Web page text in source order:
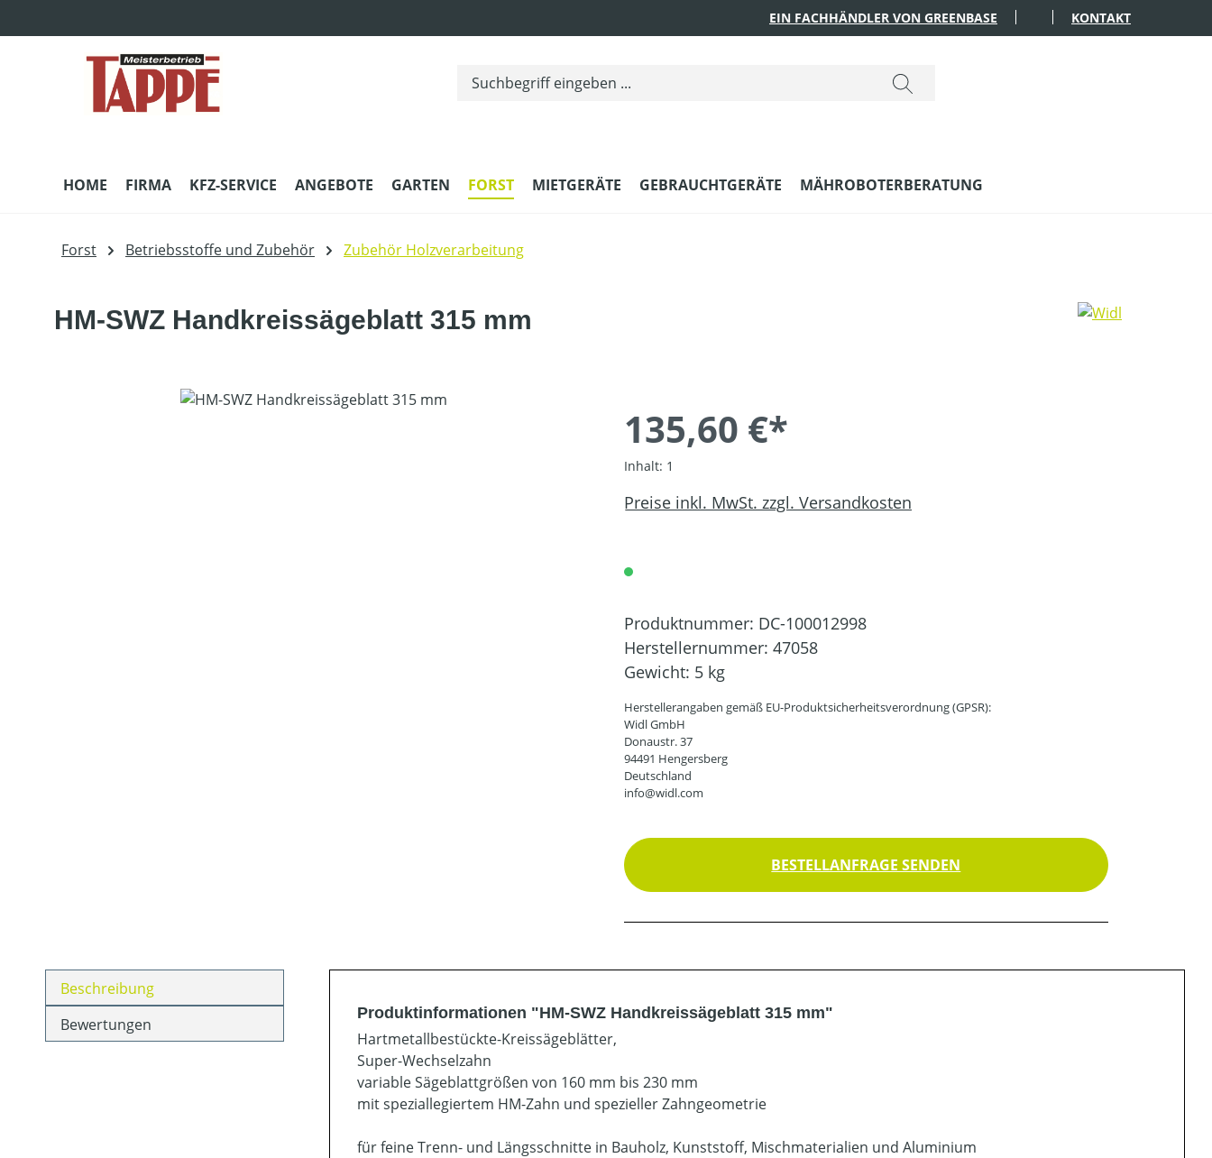
EIN FACHHÄNDLER VON GREENBASE KONTAKT
HOME FIRMA KFZ-SERVICE ANGEBOTE GARTEN FORST MIETGERÄTE GEBRAUCHTGERÄTE MÄHROBOTERBERATUNG
Forst Betriebsstoffe und Zubehör Zubehör Holzverarbeitung
HM-SWZ Handkreissägeblatt 315 mm
Bildergalerie überspringen
135,60 €*
Inhalt: 1
Preise inkl. MwSt. zzgl. Versandkosten
Produktnummer: DC-100012998
Herstellernummer: 47058
Gewicht: 5 kg
Herstellerangaben gemäß EU-Produktsicherheitsverordnung (GPSR):
Widl GmbH
Donaustr. 37
94491 Hengersberg
Deutschland
info@widl.com
BESTELLANFRAGE SENDEN
Beschreibung
Bewertungen
Produktinformationen "HM-SWZ Handkreissägeblatt 315 mm"
Hartmetallbestückte-Kreissägeblätter,
Super-Wechselzahn
variable Sägeblattgrößen von 160 mm bis 230 mm
mit speziallegiertem HM-Zahn und spezieller Zahngeometrie
für feine Trenn- und Längsschnitte in Bauholz, Kunststoff, Mischmaterialien und Aluminium